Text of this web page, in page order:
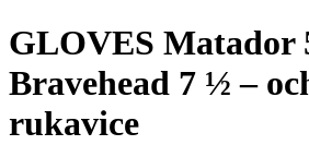
GLOVES Matador
Bravehead 7 ½ –
rukavice